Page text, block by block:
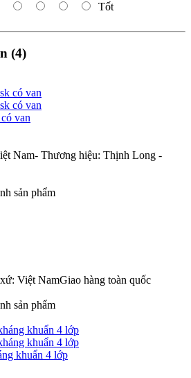
Tốt
(4)
van
Nam- Thương hiệu: Thịnh Long -
sản phẩm
Việt NamGiao hàng toàn quốc
sản phẩm
khuẩn 4 lớp